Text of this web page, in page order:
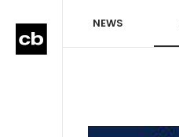
NEWS